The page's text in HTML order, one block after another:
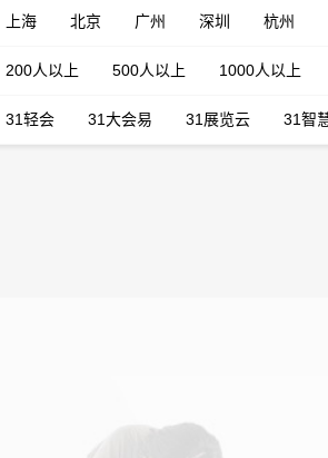
上海 北京 广州 深圳 杭州
200人以上 500人以上 1000人以上
31轻会 31大会易 31展览云 31智